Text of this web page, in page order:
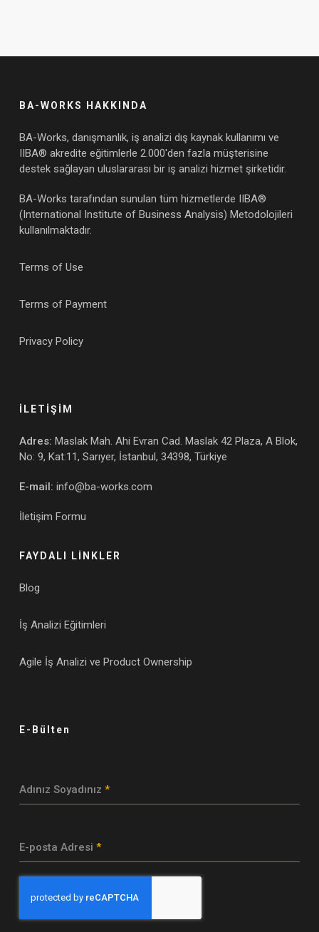
BA-WORKS HAKKINDA
BA-Works, danışmanlık, iş analizi dış kaynak kullanımı ve
IIBA® akredite eğitimlerle 2.000'den fazla müşterisine
destek sağlayan uluslararası bir iş analizi hizmet şirketidir.
BA-Works tarafından sunulan tüm hizmetlerde IIBA®
(International Institute of Business Analysis) Metodolojileri
kullanılmaktadır.
Terms of Use
Terms of Payment
Privacy Policy
İLETİŞİM
Adres: Maslak Mah. Ahi Evran Cad. Maslak 42 Plaza, A Blok,
No: 9, Kat:11, Sarıyer, İstanbul, 34398, Türkiye
E-mail: info@ba-works.com
İletişim Formu
FAYDALI LİNKLER
Blog
İş Analizi Eğitimleri
Agile İş Analizi ve Product Ownership
E-Bülten
Adınız Soyadınız *
E-posta Adresi *